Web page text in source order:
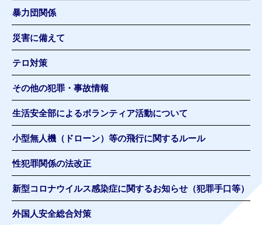
暴力団関係
災害に備えて
テロ対策
その他の犯罪・事故情報
生活安全部によるボランティア活動について
小型無人機（ドローン）等の飛行に関するルール
性犯罪関係の法改正
新型コロナウイルス感染症に関するお知らせ（犯罪手口等）
外国人安全総合対策